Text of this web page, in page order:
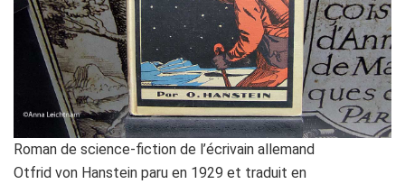
Roman de science-fiction de l’écrivain allemand
Otfrid von Hanstein paru en 1929 et traduit en